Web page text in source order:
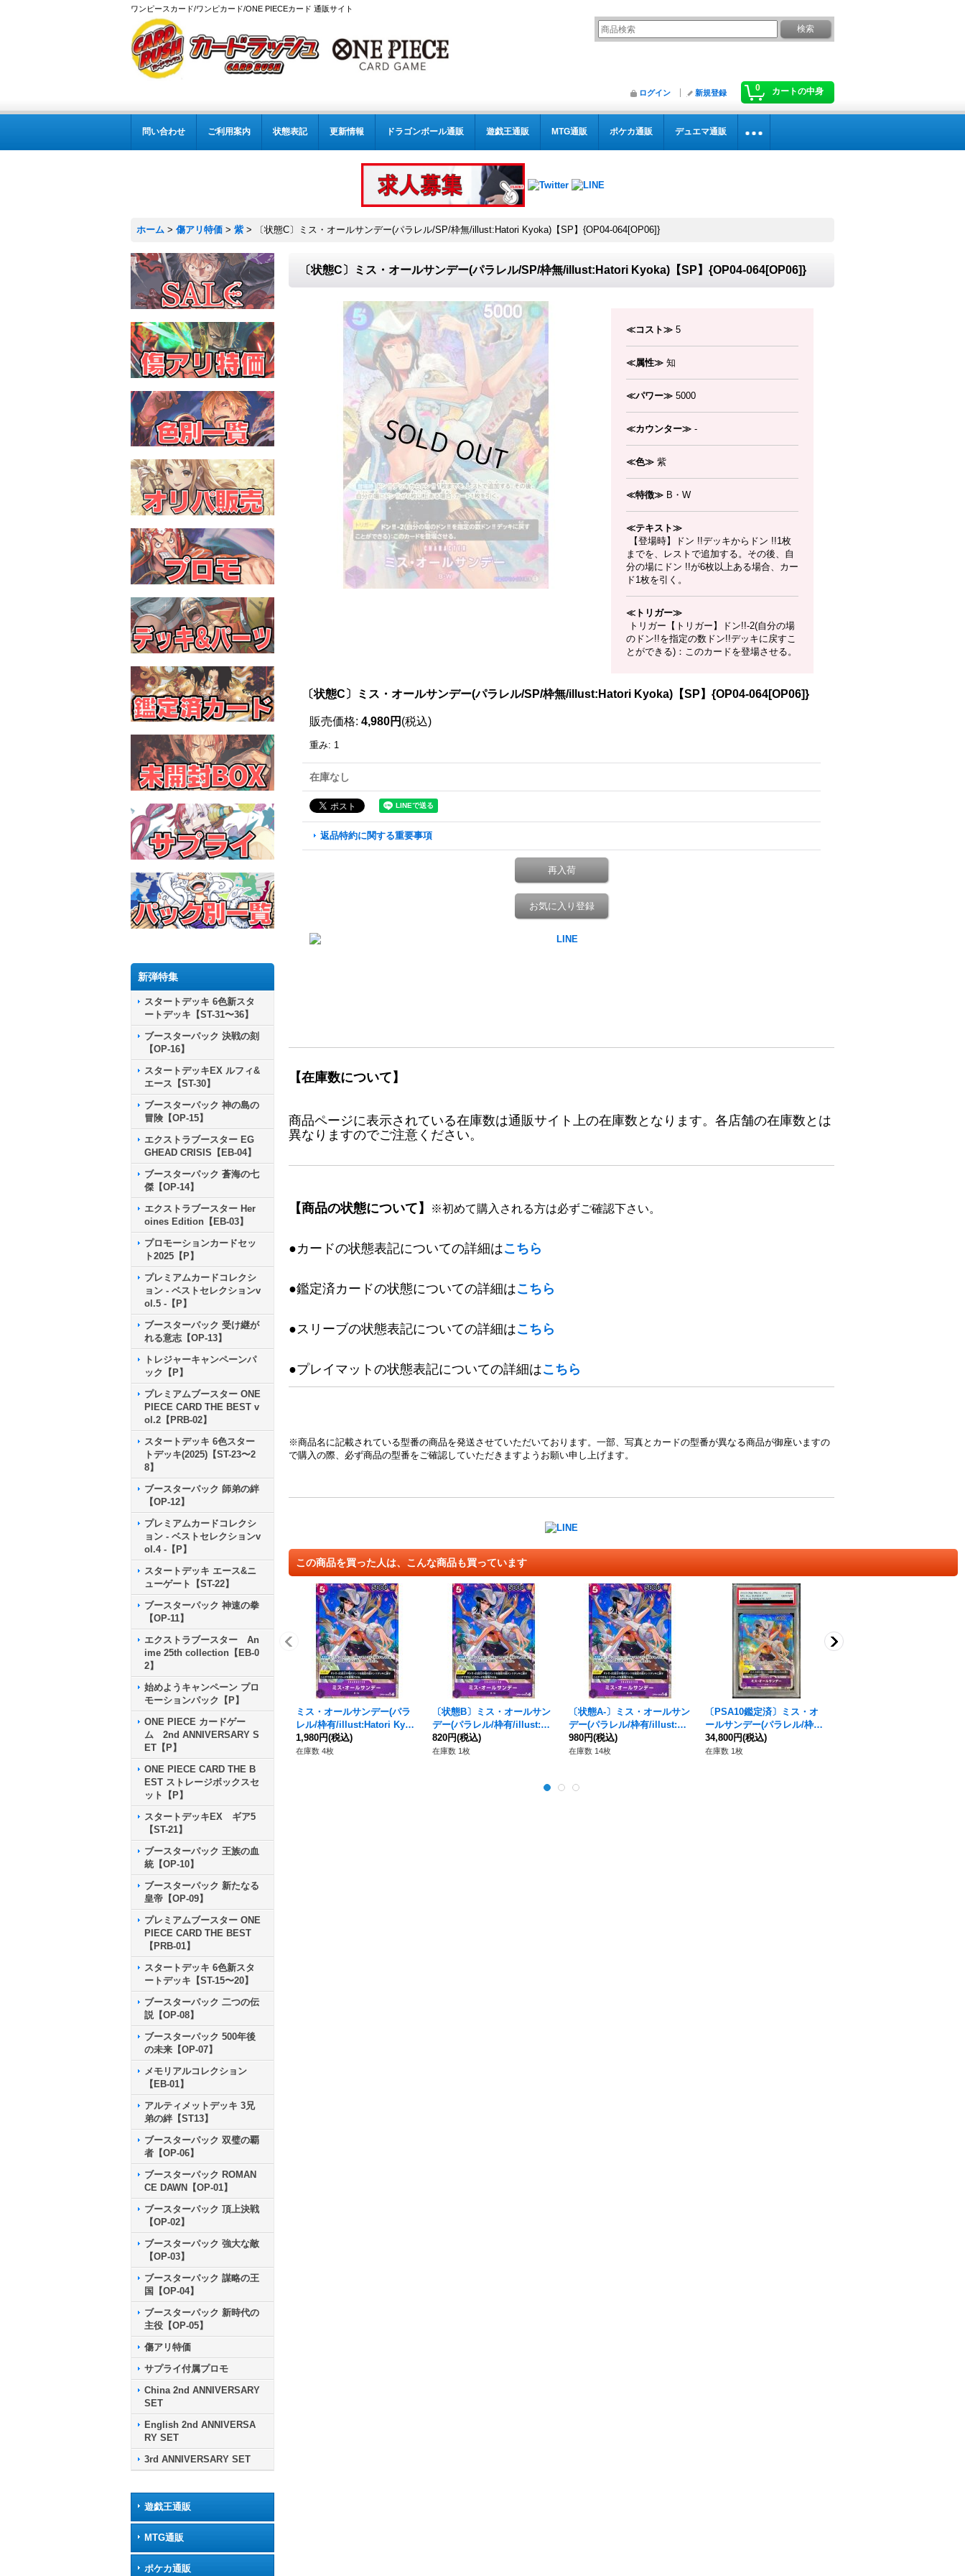
ワンピースカード/ワンピカード/ONE PIECEカード 通販サイト
0 カートの中身
ログイン 新規登録
問い合わせ ご利用案内 状態表記 更新情報 ドラゴンボール通販 遊戯王通販 MTG通販 ポケカ通販 デュエマ通販
ホーム > 傷アリ特価 > 紫 > 〔状態C〕ミス・オールサンデー(パラレル/SP/枠無/illust:Hatori Kyoka)【SP】{OP04-064[OP06]}
新弾特集
スタートデッキ 6色新スタ
ートデッキ【ST-31〜36】
ブースターパック 決戦の刻
【OP-16】
スタートデッキEX ルフィ&
エース【ST-30】
ブースターパック 神の島の
冒険【OP-15】
エクストラブースター EG
GHEAD CRISIS【EB-04】
ブースターパック 蒼海の七
傑【OP-14】
エクストラブースター Her
oines Edition【EB-03】
プロモーションカードセッ
ト2025【P】
プレミアムカードコレクシ
ョン - ベストセレクションv
ol.5 -【P】
ブースターパック 受け継が
れる意志【OP-13】
トレジャーキャンペーンパ
ック【P】
プレミアムブースター ONE
PIECE CARD THE BEST v
ol.2【PRB-02】
スタートデッキ 6色スター
トデッキ(2025)【ST-23〜2
8】
ブースターパック 師弟の絆
【OP-12】
プレミアムカードコレクシ
ョン - ベストセレクションv
ol.4 -【P】
スタートデッキ エース&ニ
ューゲート【ST-22】
ブースターパック 神速の拳
【OP-11】
エクストラブースター An
ime 25th collection【EB-0
2】
始めようキャンペーン プロ
モーションパック【P】
ONE PIECE カードゲー
ム 2nd ANNIVERSARY S
ET【P】
ONE PIECE CARD THE B
EST ストレージボックスセ
ット【P】
スタートデッキEX ギア5
【ST-21】
ブースターパック 王族の血
統【OP-10】
ブースターパック 新たなる
皇帝【OP-09】
プレミアムブースター ONE
PIECE CARD THE BEST
【PRB-01】
スタートデッキ 6色新スタ
ートデッキ【ST-15〜20】
ブースターパック 二つの伝
説【OP-08】
ブースターパック 500年後
の未来【OP-07】
メモリアルコレクション
【EB-01】
アルティメットデッキ 3兄
弟の絆【ST13】
ブースターパック 双璧の覇
者【OP-06】
ブースターパック ROMAN
CE DAWN【OP-01】
ブースターパック 頂上決戦
【OP-02】
ブースターパック 強大な敵
【OP-03】
ブースターパック 謀略の王
国【OP-04】
ブースターパック 新時代の
主役【OP-05】
傷アリ特価
サプライ付属プロモ
China 2nd ANNIVERSARY
SET
English 2nd ANNIVERSA
RY SET
3rd ANNIVERSARY SET
遊戯王通販
MTG通販
ポケカ通販
〔状態C〕ミス・オールサンデー(パラレル/SP/枠無/illust:Hatori Kyoka)【SP】{OP04-064[OP06]}
≪コスト≫ 5
≪属性≫ 知
≪パワー≫ 5000
≪カウンター≫ -
≪色≫ 紫
≪特徴≫ B・W
≪テキスト≫
【登場時】ドン !!デッキからドン !!1枚
までを、レストで追加する。その後、自
分の場にドン !!が6枚以上ある場合、カー
ド1枚を引く。
≪トリガー≫
トリガー【トリガー】ドン!!-2(自分の場
のドン!!を指定の数ドン!!デッキに戻すこ
とができる)：このカードを登場させる。
〔状態C〕ミス・オールサンデー(パラレル/SP/枠無/illust:Hatori Kyoka)【SP】{OP04-064[OP06]}
販売価格: 4,980円 (税込)
重み: 1
在庫なし
返品特約に関する重要事項
再入荷
お気に入り登録
【在庫数について】
商品ページに表示されている在庫数は通販サイト上の在庫数となります。各店舗の在庫数とは
異なりますのでご注意ください。
【商品の状態について】 ※初めて購入される方は必ずご確認下さい。
●カードの状態表記についての詳細はこちら
●鑑定済カードの状態についての詳細はこちら
●スリーブの状態表記についての詳細はこちら
●プレイマットの状態表記についての詳細はこちら
※商品名に記載されている型番の商品を発送させていただいております。一部、写真とカードの型番が異なる商品が御座いますの
で購入の際、必ず商品の型番をご確認していただきますようお願い申し上げます。
この商品を買った人は、こんな商品も買っています
ミス・オールサンデー(パラ
レル/枠有/illust:Hatori Kyok
a)【SR/P】{OP04-064}
1,980円(税込)
在庫数 4枚
〔状態B〕ミス・オールサン
デー(パラレル/枠有/illust:Ha
tori Kyoka)【SR/P】{OP04-
064}
820円(税込)
在庫数 1枚
〔状態A-〕ミス・オールサン
デー(パラレル/枠有/illust:Ha
tori Kyoka)【SR/P】{OP04-
064}
980円(税込)
在庫数 14枚
〔PSA10鑑定済〕ミス・オ
ールサンデー(パラレル/枠有/
illust:Hatori Kyoka)【SR/
P】{OP04-064}
34,800円(税込)
在庫数 1枚